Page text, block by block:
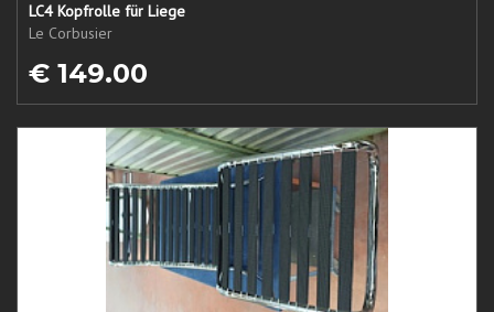
LC4 Kopfrolle für Liege
Le Corbusier
€ 149.00